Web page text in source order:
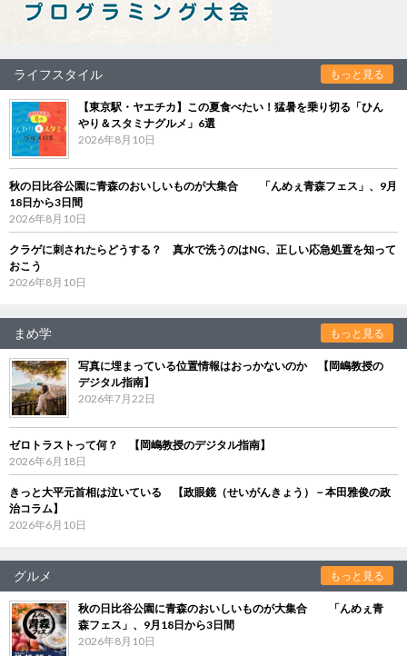
ライフスタイル もっと見る
【東京駅・ヤエチカ】この夏食べたい！猛暑を乗り切る「ひん
やり＆スタミナグルメ」6選
2026年8月10日
秋の日比谷公園に青森のおいしいものが大集合 「んめぇ青森フェス」、9月
18日から3日間
2026年8月10日
クラゲに刺されたらどうする？ 真水で洗うのはNG、正しい応急処置を知って
おこう
2026年8月10日
まめ学 もっと見る
写真に埋まっている位置情報はおっかないのか 【岡嶋教授の
デジタル指南】
2026年7月22日
ゼロトラストって何？ 【岡嶋教授のデジタル指南】
2026年6月18日
きっと大平元首相は泣いている 【政眼鏡（せいがんきょう）－本田雅俊の政
治コラム】
2026年6月10日
グルメ もっと見る
秋の日比谷公園に青森のおいしいものが大集合 「んめぇ青
森フェス」、9月18日から3日間
2026年8月10日